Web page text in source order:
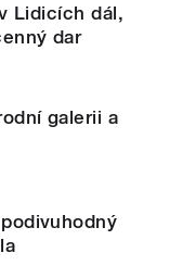
Lidicích dál,
dar
galerii a